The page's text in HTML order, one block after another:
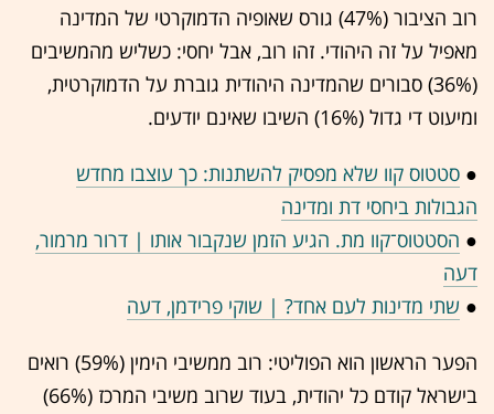
רוב הציבור (47%) גורס שאופיה הדמוקרטי של המדינה
מאפיל על זה היהודי. זהו רוב, אבל יחסי: כשליש מהמשיבים
(36%) סבורים שהמדינה היהודית גוברת על הדמוקרטית,
ומיעוט די גדול (16%) השיבו שאינם יודעים.
● סטטוס קוו שלא מפסיק להשתנות: כך עוצבו מחדש
הגבולות ביחסי דת ומדינה
● הסטטוס־קוו מת. הגיע הזמן שנקבור אותו | דרור מרמור,
דעה
● שתי מדינות לעם אחד? | שוקי פרידמן, דעה
הפער הראשון הוא הפוליטי: רוב ממשיבי הימין (59%) רואים
בישראל קודם כל יהודית, בעוד שרוב משיבי המרכז (66%)